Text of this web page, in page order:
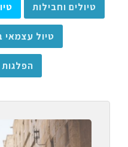
טיולים וחבילות
טיול
הפלגות